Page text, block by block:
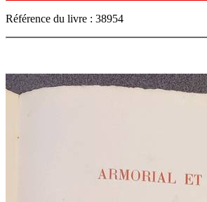
Référence du livre : 38954